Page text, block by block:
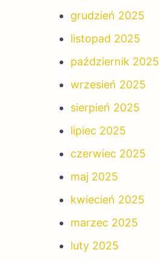
grudzień 2025
listopad 2025
październik 2025
wrzesień 2025
sierpień 2025
lipiec 2025
czerwiec 2025
maj 2025
kwiecień 2025
marzec 2025
luty 2025